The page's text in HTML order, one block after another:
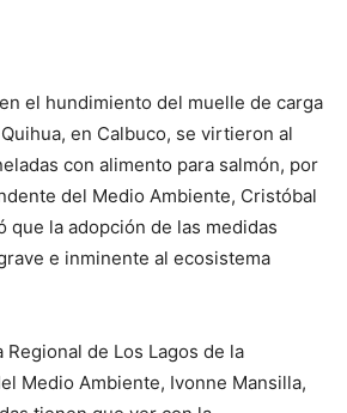
el hundimiento del muelle de carga
en Calbuco, se virtieron al
con alimento para salmón, por
del Medio Ambiente, Cristóbal
que la adopción de las medidas
e inminente al ecosistema
Regional de Los Lagos de la
Medio Ambiente, Ivonne Mansilla,